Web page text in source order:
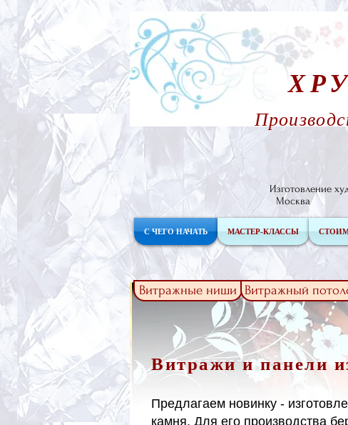
С ЧЕГО НАЧАТЬ МАСТЕР-КЛАССЫ
Изготовление
Москва
Предлагаем новинку -
камня. Для его производства
Витражи и панели
Витражные ниши Витражный